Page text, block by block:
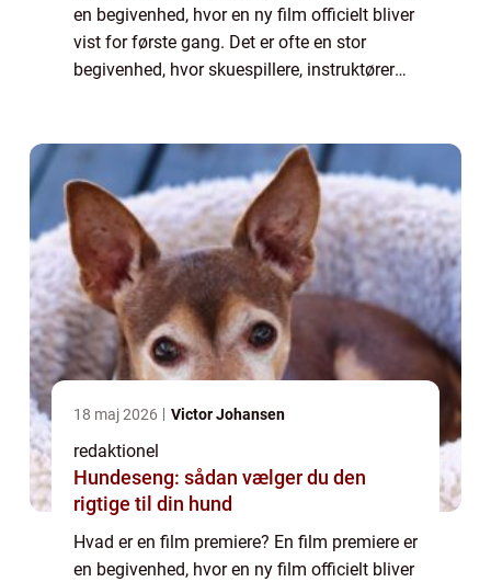
en begivenhed, hvor en ny film officielt bliver
vist for første gang. Det er ofte en stor
begivenhed, hvor skuespillere, instruktører
18 maj 2026 Victor Johansen
redaktionel
Hundeseng: sådan vælger du den
rigtige til din hund
Hvad er en film premiere? En film premiere er
en begivenhed, hvor en ny film officielt bliver